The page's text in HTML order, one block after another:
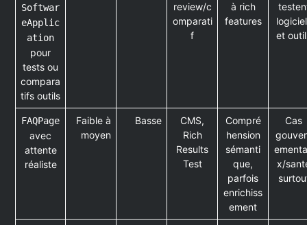
Softwar
eApplic
ation
pour
tests ou
compara
tifs outils
review/c
omparati
f
à rich
features
et
FAQPage
avec
attente
réaliste
Faible à
moyen
Basse
CMS,
Rich
Results
Test
Compré
hension
sémanti
que,
parfois
enrichiss
ement
Cas
x/